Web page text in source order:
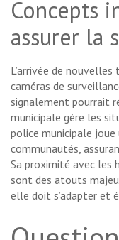
Concepts
assurer la
L’arrivée de
caméras de
signalement pourrait
municipale gère les
police municipale
communautés,
Sa proximité avec les
sont des atouts
elle doit s’adapter et